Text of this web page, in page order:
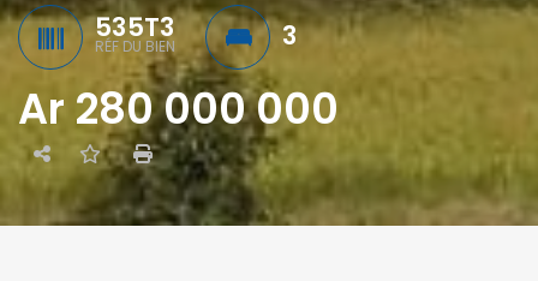
535T3
RÉF DU BIEN 3
Ar 280 000 000